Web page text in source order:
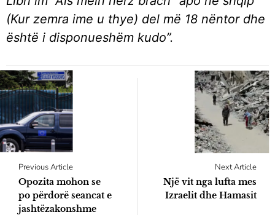
(Kur zemra ime u thye) del më 18 nëntor dhe
është i disponueshëm kudo”.
Previous Article
Opozita mohon se
po përdorë seancat e
jashtëzakonshme
Next Article
Një vit nga lufta mes
Izraelit dhe Hamasit